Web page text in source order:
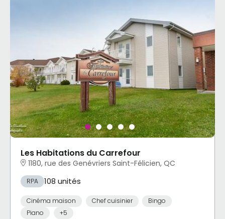
Les Habitations du Carrefour
1180, rue des Genévriers Saint-Félicien, QC
RPA 108 unités
Cinéma maison Chef cuisinier
Bingo
Piano
+5